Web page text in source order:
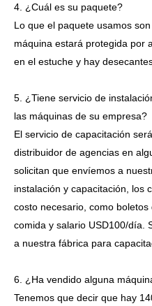
4. ¿Cuál es su paquete?
Lo que el paquete usamos
máquina estará protegida por
en el estuche y hay
5. ¿Tiene servicio de
las máquinas de su empresa?
El servicio de capacitación
distribuidor de agencias en
solicitan que envíemos a
instalación y capacitación, los
costo necesario, como boletos
comida y salario USD100/día.
a nuestra fábrica para
6. ¿Ha vendido alguna
Tenemos que decir que hay